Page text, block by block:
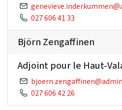
027 606 41 33
Björn Zengaffinen
Adjoint pour le Haut-
027 606 42 26